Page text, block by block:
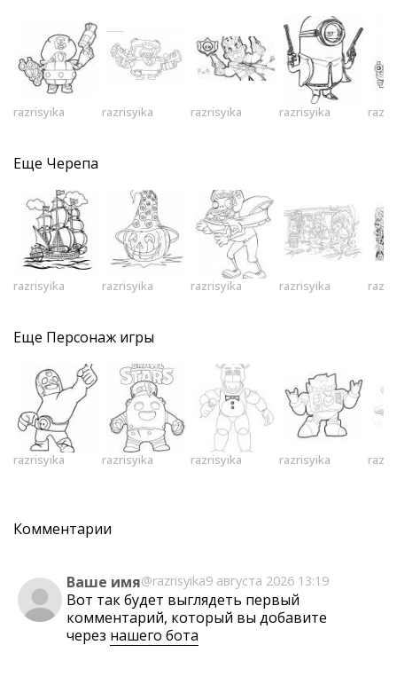
razrisyika razrisyika razrisyika razrisyika
Еще Черепа
razrisyika razrisyika razrisyika razrisyika
Еще Персонаж игры
razrisyika razrisyika razrisyika razrisyika
Комментарии
Ваше имя@razrisyika9 августа 2026 13:19
Вот так будет выглядеть первый
комментарий, который вы добавите
через нашего бота